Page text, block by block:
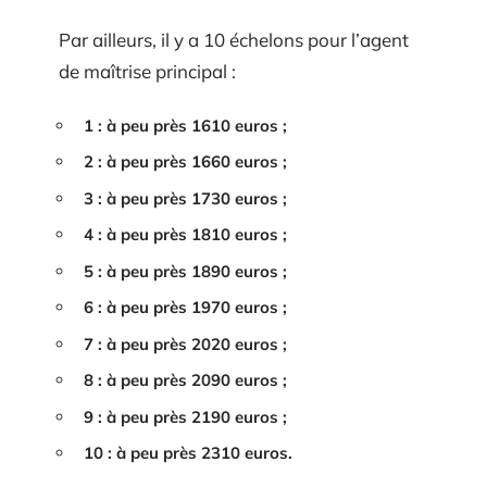
Par ailleurs, il y a 10 échelons pour l’agent
de maîtrise principal :
1 : à peu près 1610 euros ;
2 : à peu près 1660 euros ;
3 : à peu près 1730 euros ;
4 : à peu près 1810 euros ;
5 : à peu près 1890 euros ;
6 : à peu près 1970 euros ;
7 : à peu près 2020 euros ;
8 : à peu près 2090 euros ;
9 : à peu près 2190 euros ;
10 : à peu près 2310 euros.